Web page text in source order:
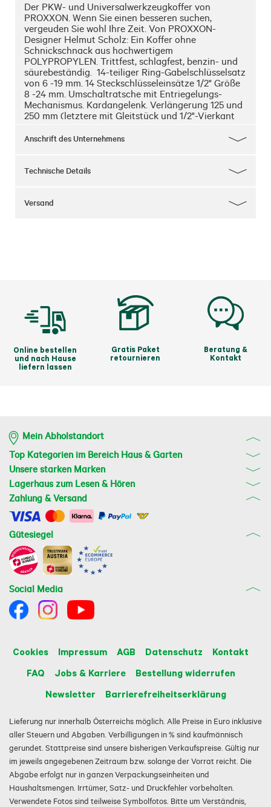
Der PKW- und Universalwerkzeugkoffer von
PROXXON. Wenn Sie einen besseren suchen,
vergeuden Sie wohl Ihre Zeit. Von PROXXON-
Designer Helmut Scholz: Ein Koffer ohne
Schnickschnack aus hochwertigem
POLYPROPYLEN. Trittfest, schlagfest, benzin- und
säurebeständig.  14-teiliger Ring-Gabelschlüsselsatz
von 6 -19 mm. 14 Steckschlüsseleinsätze 1/2" Größe
8 -24 mm. Umschaltratsche mit Entriegelungs-
Mechanismus. Kardangelenk. Verlängerung 125 und
250 mm (letztere mit Gleitstück und 1/2"-Vierkant
Zündkerzen-Spezialeinsätze 16 - 18 und 21mm.
Kreuzschlitz-Schraubendreher (PH) Größe 1 und 2.
Dito für TORX-Schrauben (TX) von TX 9 - TX 40.
Anschrift des Unternehmens
Technische Details
Versand
Online bestellen
und nach Hause
liefern lassen
Gratis Paket
retournieren
Beratung &
Kontakt
Mein Abholstandort
Top Kategorien im Bereich Haus & Garten
Unsere starken Marken
Lagerhaus zum Lesen & Hören
Zahlung & Versand
Gütesiegel
Social Media
Cookies Impressum AGB Datenschutz
Kontakt
FAQ
Jobs & Karriere
Bestellung widerrufen
Newsletter
Barrierefreiheitserklärung
Lieferung nur innerhalb Österreichs möglich. Alle Preise in Euro inklusive
aller Steuern und Abgaben. Verbilligungen in % sind kaufmännisch
gerundet. Stattpreise sind unsere bisherigen Verkaufspreise. Gültig nur
im jeweils angegebenen Zeitraum bzw. solange der Vorrat reicht. Die
Abgabe erfolgt nur in ganzen Verpackungseinheiten und
Haushaltsmengen. Irrtümer, Satz- und Druckfehler vorbehalten.
Verwendete Fotos sind teilweise Symbolfotos. Bitte um Verständnis,